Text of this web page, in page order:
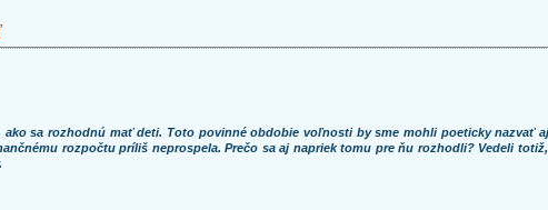
sa rozhodnú mať deti. Toto povinné obdobie voľnosti by sme mohli poeticky nazvať
rozpočtu príliš neprospela. Prečo sa aj napriek tomu pre ňu rozhodli? Vedeli